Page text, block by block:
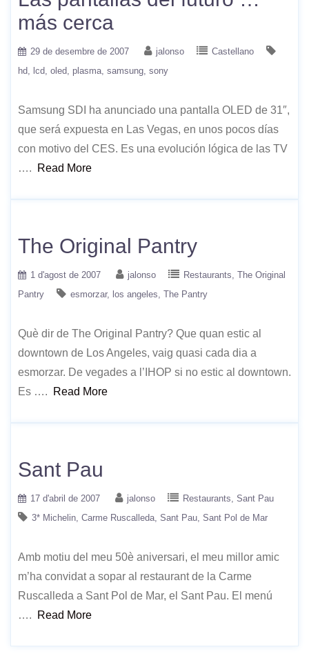
más cerca
29 de desembre de 2007 jalonso
Castellano
hd
lcd oled plasma samsung sony
Samsung SDI ha anunciado una pantalla OLED de 31″,
que será expuesta en Las Vegas, en unos pocos días
con motivo del CES. Es una evolución lógica de las TV
….
Read More
The Original Pantry
1 d'agost de 2007 jalonso Restaurants The Original
Pantry
esmorzar los angeles The Pantry
Què dir de The Original Pantry? Que quan estic al
downtown de Los Angeles, vaig quasi cada dia a
esmorzar. De vegades a l’IHOP si no estic al downtown.
Es ….
Read More
Sant Pau
17 d'abril de 2007 jalonso Restaurants Sant Pau
3* Michelin Carme Ruscalleda Sant Pau Sant Pol de Mar
Amb motiu del meu 50è aniversari, el meu millor amic
m’ha convidat a sopar al restaurant de la Carme
Ruscalleda a Sant Pol de Mar, el Sant Pau. El menú
….
Read More